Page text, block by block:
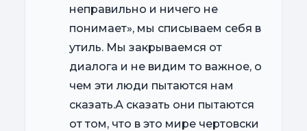
неправильно и ничего не
понимает», мы списываем себя в
утиль. Мы закрываемся от
диалога и не видим то важное, о
чем эти люди пытаются нам
сказать.А сказать они пытаются
от том, что в это мире чертовски